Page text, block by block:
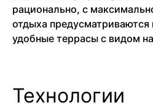
рационально, с
отдыха
удобные террасы с видом
Технологии